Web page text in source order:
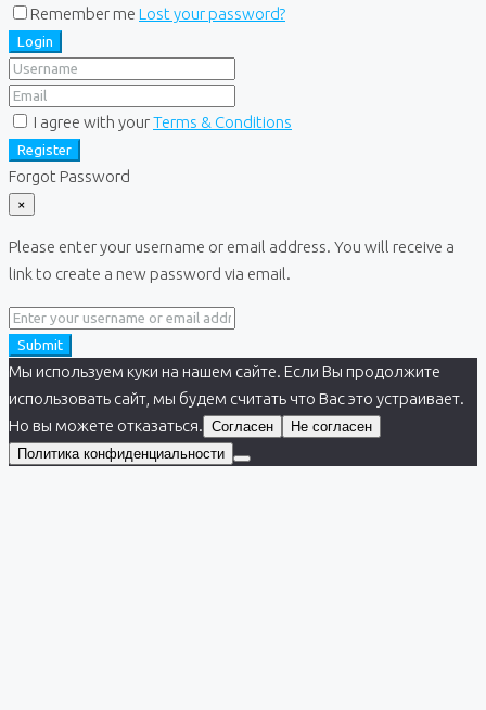
Remember me Lost your password?
Login
I agree with yourTerms & Conditions
Register
Forgot Password
×
Please enter your username or email address. You will receive a
link to create a new password via email.
Submit
Мы используем куки на нашем сайте. Если Вы продолжите
использовать сайт, мы будем считать что Вас это устраивает.
Но вы можете отказаться. Согласен
Не согласен
Политика конфиденциальности